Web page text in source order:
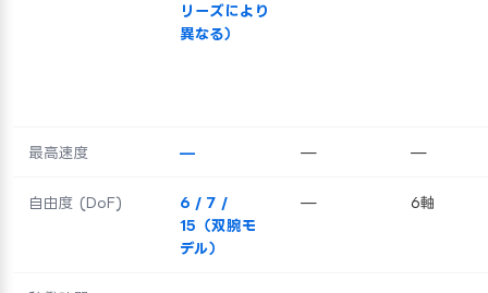
リーズにより
異なる）
最高速度 — — —
自由度 (DoF)
6 / 7 /
15（双腕モ
デル）
— 6軸